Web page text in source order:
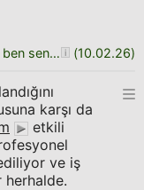
Karim iceride uyuyor ben seni dusunuyorum (10.02.26)
karşı da
etkili
ve iş
herhalde.